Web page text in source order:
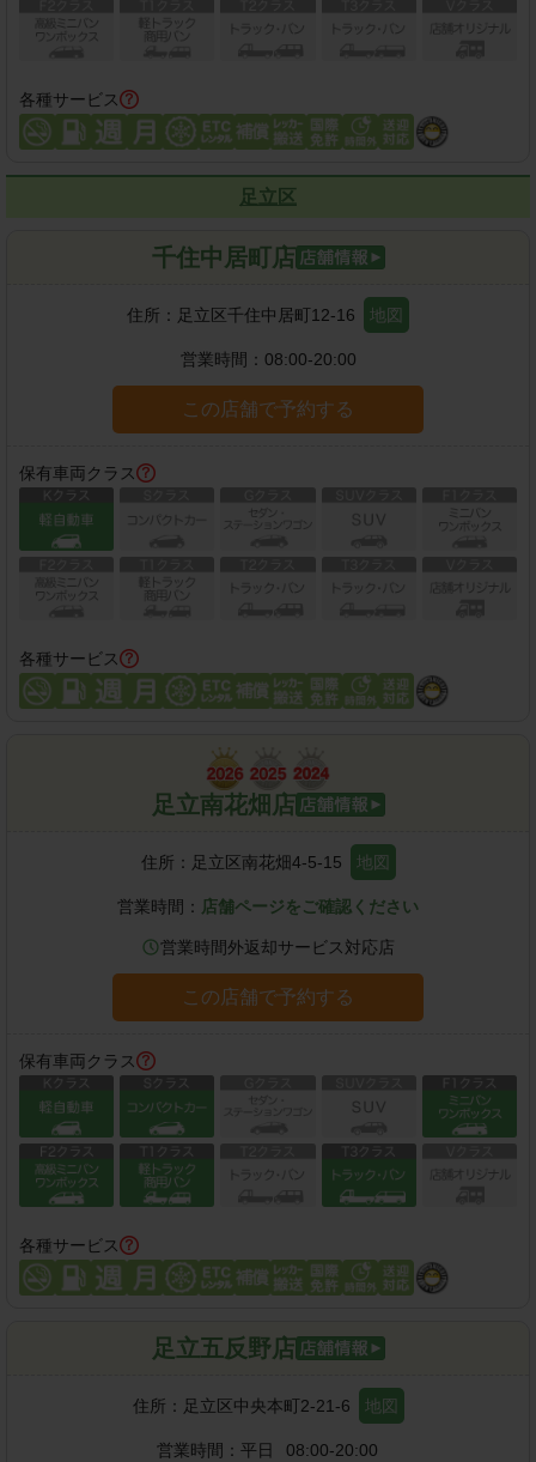
各種サービス
足立区
千住中居町店
住所： 足立区千住中居町12-16 地図
営業時間： 08:00-20:00
この店舗で予約する
保有車両クラス
各種サービス
足立南花畑店
住所： 足立区南花畑4-5-15 地図
営業時間： 店舗ページをご確認ください
営業時間外返却サービス対応店
この店舗で予約する
保有車両クラス
各種サービス
足立五反野店
住所： 足立区中央本町2-21-6 地図
営業時間： 平日
08:00-20:00